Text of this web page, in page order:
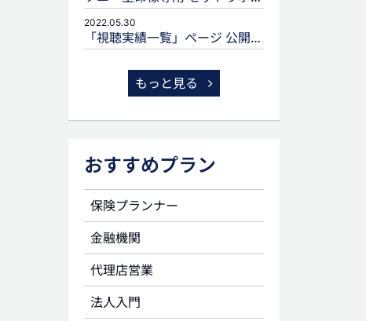
2022.05.30
「視聴実績一覧」ページ 公開のお知らせ
もっと見る
おすすめプラン
保険プランナー
金融機関
代理店営業
法人入門